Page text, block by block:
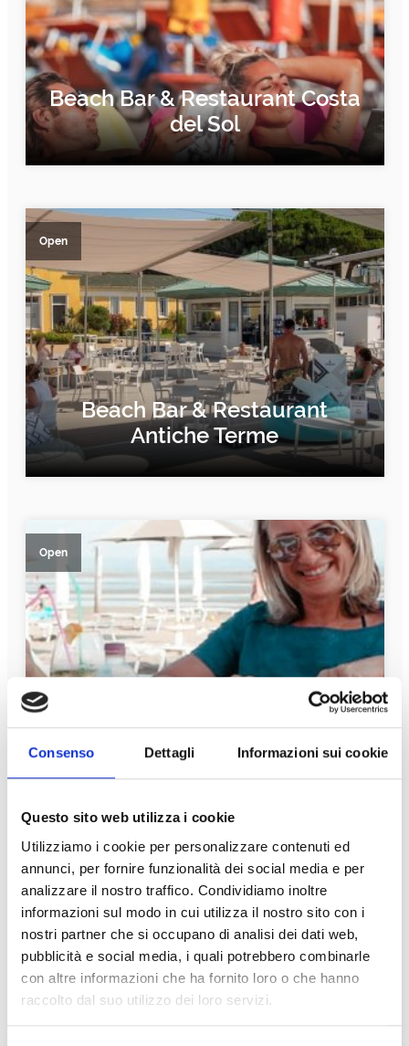
Consenso Dettagli Informazioni sui cookie
Questo sito web utilizza i cookie
Utilizziamo i cookie per personalizzare contenuti ed
annunci, per fornire funzionalità dei social media e per
analizzare il nostro traffico. Condividiamo inoltre
informazioni sul modo in cui utilizza il nostro sito con i
nostri partner che si occupano di analisi dei dati web,
pubblicità e social media, i quali potrebbero combinarle
con altre informazioni che ha fornito loro o che hanno
raccolto dal suo utilizzo dei loro servizi.
Beach Bar & Restaurant Costa
del Sol
Open
Beach Bar & Restaurant
Antiche Terme
Open
Beach Bar & Restaurant Bora
Bora
FIND OUT MORE
Open
Beach Bar & Restaurant Top